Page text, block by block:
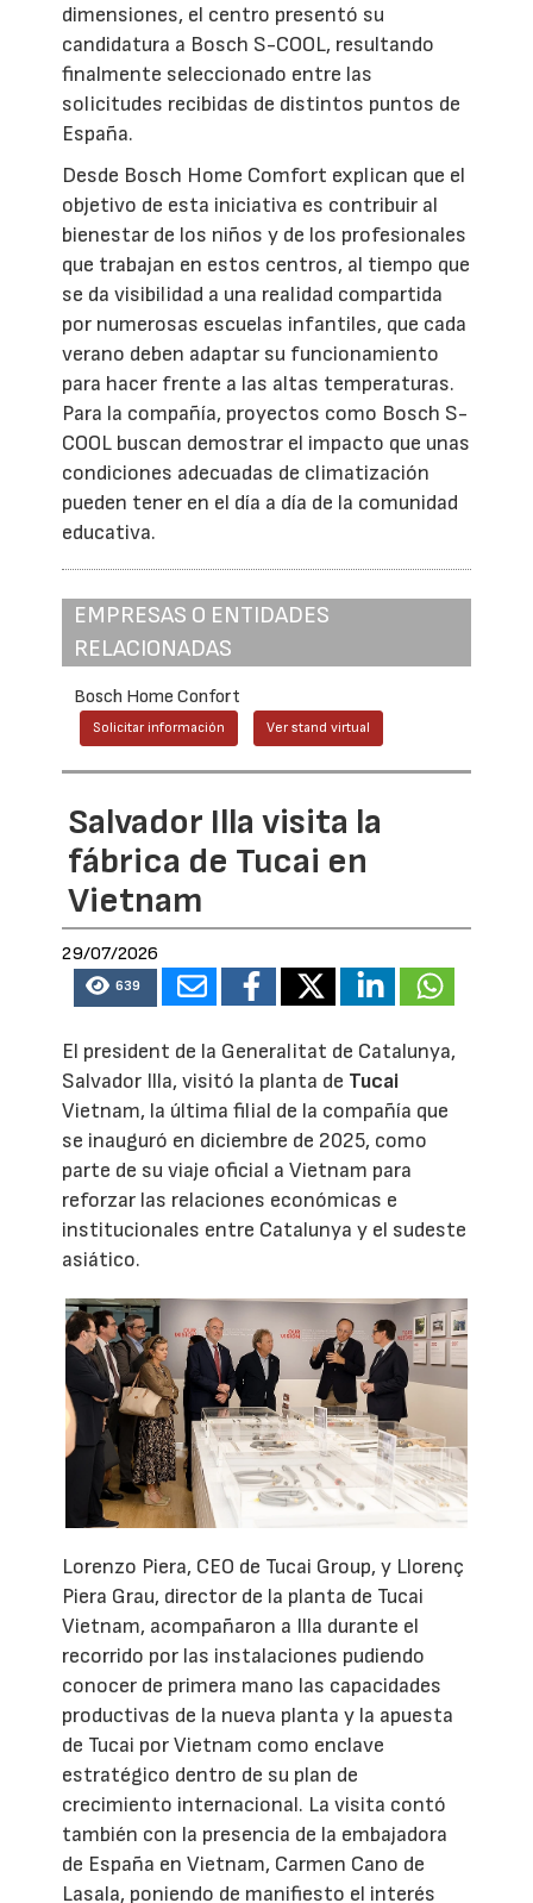
dimensiones, el centro presentó su
candidatura a Bosch S-COOL, resultando
finalmente seleccionado entre las
solicitudes recibidas de distintos puntos de
España.
Desde Bosch Home Comfort explican que el
objetivo de esta iniciativa es contribuir al
bienestar de los niños y de los profesionales
que trabajan en estos centros, al tiempo que
se da visibilidad a una realidad compartida
por numerosas escuelas infantiles, que cada
verano deben adaptar su funcionamiento
para hacer frente a las altas temperaturas.
Para la compañía, proyectos como Bosch S-
COOL buscan demostrar el impacto que unas
condiciones adecuadas de climatización
pueden tener en el día a día de la comunidad
educativa.
EMPRESAS O ENTIDADES
RELACIONADAS
Bosch Home Confort
Solicitar información Ver stand virtual
Salvador Illa visita la
fábrica de Tucai en
Vietnam
29/07/2026
639
El president de la Generalitat de Catalunya,
Salvador Illa, visitó la planta de Tucai
Vietnam, la última filial de la compañía que
se inauguró en diciembre de 2025, como
parte de su viaje oficial a Vietnam para
reforzar las relaciones económicas e
institucionales entre Catalunya y el sudeste
asiático.
Lorenzo Piera, CEO de Tucai Group, y Llorenç
Piera Grau, director de la planta de Tucai
Vietnam, acompañaron a Illa durante el
recorrido por las instalaciones pudiendo
conocer de primera mano las capacidades
productivas de la nueva planta y la apuesta
de Tucai por Vietnam como enclave
estratégico dentro de su plan de
crecimiento internacional. La visita contó
también con la presencia de la embajadora
de España en Vietnam, Carmen Cano de
Lasala, poniendo de manifiesto el interés